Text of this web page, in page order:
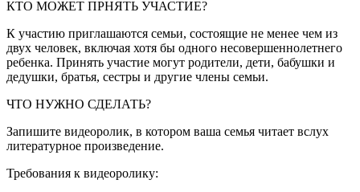
КТО МОЖЕТ ПРНЯТЬ УЧАСТИЕ?
К участию приглашаются семьи, состоящие не менее чем из
двух человек, включая хотя бы одного несовершеннолетнего
ребенка. Принять участие могут родители, дети, бабушки и
дедушки, братья, сестры и другие члены семьи.
ЧТО НУЖНО СДЕЛАТЬ?
Запишите видеоролик, в котором ваша семья читает вслух
литературное произведение.
Требования к видеоролику: